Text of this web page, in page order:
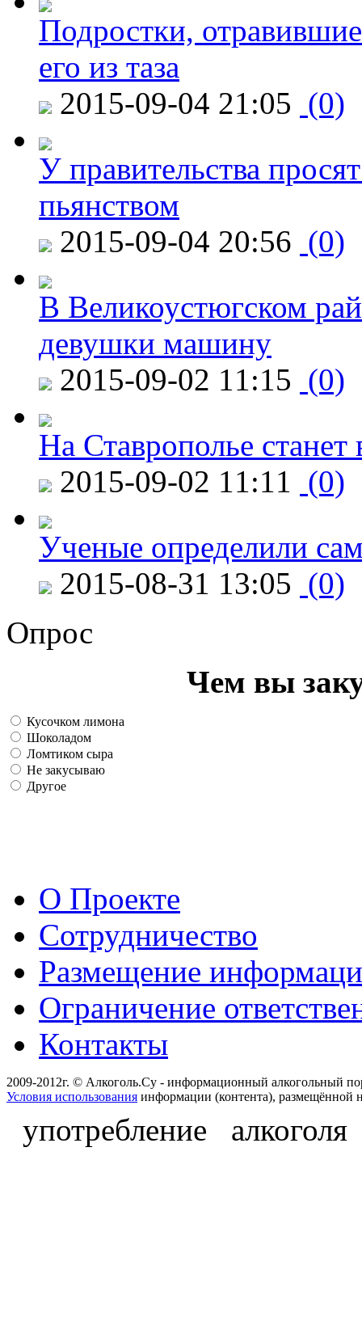
Подростки,
его из таза
2015-09-04 21:05 (0)
У правительства
пьянством
2015-09-04 20:56 (0)
В Великоустюгском
девушки машину
2015-09-02 11:15 (0)
На Ставрополье
2015-09-02 11:11 (0)
Ученые определили
2015-08-31 13:05 (0)
Опрос
Чем вы
Кусочком лимона
Шоколадом
Ломтиком сыра
Не закусываю
Другое
О Проекте
Сотрудничество
Размещение
Ограничение
Контакты
2009-2012г. © Алкоголь.Су - информационный алкогольный
Условия использования информации (контента), размещённой
употребление